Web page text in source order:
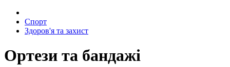
Спорт
Здоров'я та захист
Ортези та бандажі